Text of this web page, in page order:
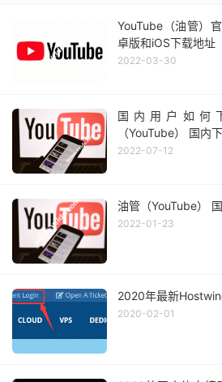
YouTube（油管）
卓版和iOS下载地址
2022-03-30
国内用户如何
（YouTube） 国内
2022-07-12
油管（YouTube）
2022-01-23
2020年最新
2020-02-01